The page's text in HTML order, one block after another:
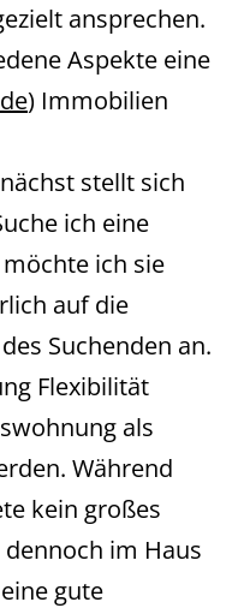
ansprechen.
Aspekte eine
) Immobilien
stellt sich
ich eine
ich sie
auf die
Suchenden an.
Flexibilität
als
Während
kein großes
im Haus
gute